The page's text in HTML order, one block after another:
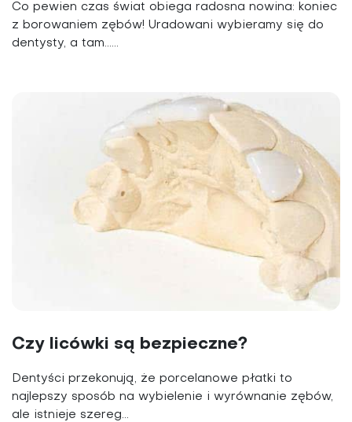
Co pewien czas świat obiega radosna nowina: koniec
z borowaniem zębów! Uradowani wybieramy się do
dentysty, a tam......
Czy licówki są bezpieczne?
Dentyści przekonują, że porcelanowe płatki to
najlepszy sposób na wybielenie i wyrównanie zębów,
ale istnieje szereg...